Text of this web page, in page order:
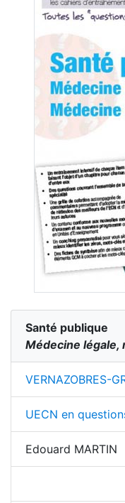
Santé publique
Médecine légale,
VERNAZOBRES-
UECN en
Edouard MARTIN